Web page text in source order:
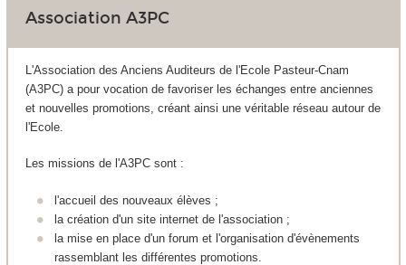
Association A3PC
L'Association des Anciens Auditeurs de l'Ecole Pasteur-Cnam
(A3PC) a pour vocation de favoriser les échanges entre anciennes
et nouvelles promotions, créant ainsi une véritable réseau autour de
l'Ecole.
Les missions de l'A3PC sont :
l'accueil des nouveaux élèves ;
la création d'un site internet de l'association ;
la mise en place d'un forum et l'organisation d'évènements
rassemblant les différentes promotions.